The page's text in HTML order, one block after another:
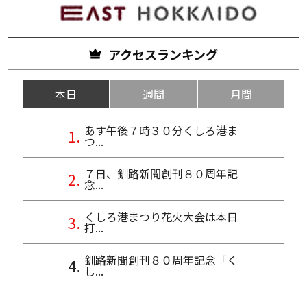
アクセスランキング
本日 週間 月間
あす午後７時３０分くしろ港ま
つ...
７日、釧路新聞創刊８０周年記
念...
くしろ港まつり花火大会は本日
打...
釧路新聞創刊８０周年記念「く
し...